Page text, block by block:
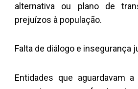
alternativa ou plano de
prejuízos à população.
Falta de diálogo e insegurança
Entidades que aguardavam